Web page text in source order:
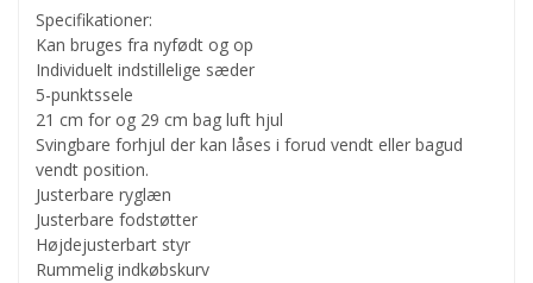
Specifikationer:
Kan bruges fra nyfødt og op
Individuelt indstillelige sæder
5-punktssele
21 cm for og 29 cm bag luft hjul
Svingbare forhjul der kan låses i forud vendt eller bagud
vendt position.
Justerbare ryglæn
Justerbare fodstøtter
Højdejusterbart styr
Rummelig indkøbskurv